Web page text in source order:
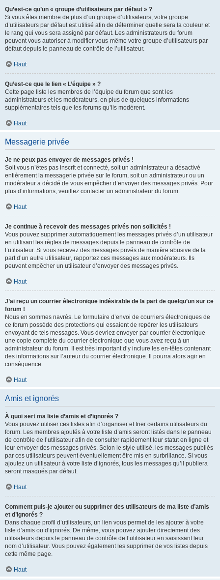
Qu’est-ce qu’un « groupe d’utilisateurs par défaut » ?
Si vous êtes membre de plus d’un groupe d’utilisateurs, votre groupe
d’utilisateurs par défaut est utilisé afin de déterminer quelle sera la couleur et
le rang qui vous sera assigné par défaut. Les administrateurs du forum
peuvent vous autoriser à modifier vous-même votre groupe d’utilisateurs par
défaut depuis le panneau de contrôle de l’utilisateur.
Haut
Qu’est-ce que le lien « L’équipe » ?
Cette page liste les membres de l’équipe du forum que sont les
administrateurs et les modérateurs, en plus de quelques informations
supplémentaires tels que les forums qu’ils modèrent.
Haut
Messagerie privée
Je ne peux pas envoyer de messages privés !
Soit vous n’êtes pas inscrit et connecté, soit un administrateur a désactivé
entièrement la messagerie privée sur le forum, soit un administrateur ou un
modérateur a décidé de vous empêcher d’envoyer des messages privés. Pour
plus d’informations, veuillez contacter un administrateur du forum.
Haut
Je continue à recevoir des messages privés non sollicités !
Vous pouvez supprimer automatiquement les messages privés d’un utilisateur
en utilisant les règles de messages depuis le panneau de contrôle de
l’utilisateur. Si vous recevez des messages privés de manière abusive de la
part d’un autre utilisateur, rapportez ces messages aux modérateurs. Ils
peuvent empêcher un utilisateur d’envoyer des messages privés.
Haut
J’ai reçu un courrier électronique indésirable de la part de quelqu’un sur ce
forum !
Nous en sommes navrés. Le formulaire d’envoi de courriers électroniques de
ce forum possède des protections qui essaient de repérer les utilisateurs
envoyant de tels messages. Vous devriez envoyer par courrier électronique
une copie complète du courrier électronique que vous avez reçu à un
administrateur du forum. Il est très important d’y inclure les en-têtes contenant
des informations sur l’auteur du courrier électronique. Il pourra alors agir en
conséquence.
Haut
Amis et ignorés
À quoi sert ma liste d’amis et d’ignorés ?
Vous pouvez utiliser ces listes afin d’organiser et trier certains utilisateurs du
forum. Les membres ajoutés à votre liste d’amis seront listés dans le panneau
de contrôle de l’utilisateur afin de consulter rapidement leur statut en ligne et
leur envoyer des messages privés. Selon le style utilisé, les messages publiés
par ces utilisateurs peuvent éventuellement être mis en surbrillance. Si vous
ajoutez un utilisateur à votre liste d’ignorés, tous les messages qu’il publiera
seront masqués par défaut.
Haut
Comment puis-je ajouter ou supprimer des utilisateurs de ma liste d’amis
et d’ignorés ?
Dans chaque profil d’utilisateurs, un lien vous permet de les ajouter à votre
liste d’amis ou d’ignorés. De même, vous pouvez ajouter directement des
utilisateurs depuis le panneau de contrôle de l’utilisateur en saisissant leur
nom d’utilisateur. Vous pouvez également les supprimer de vos listes depuis
cette même page.
Haut